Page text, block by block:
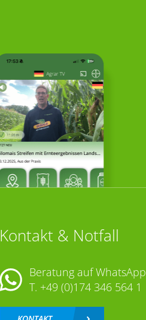
Kontakt & Notfall
Beratung auf WhatsApp
T. +49 (0)174 346 564 1